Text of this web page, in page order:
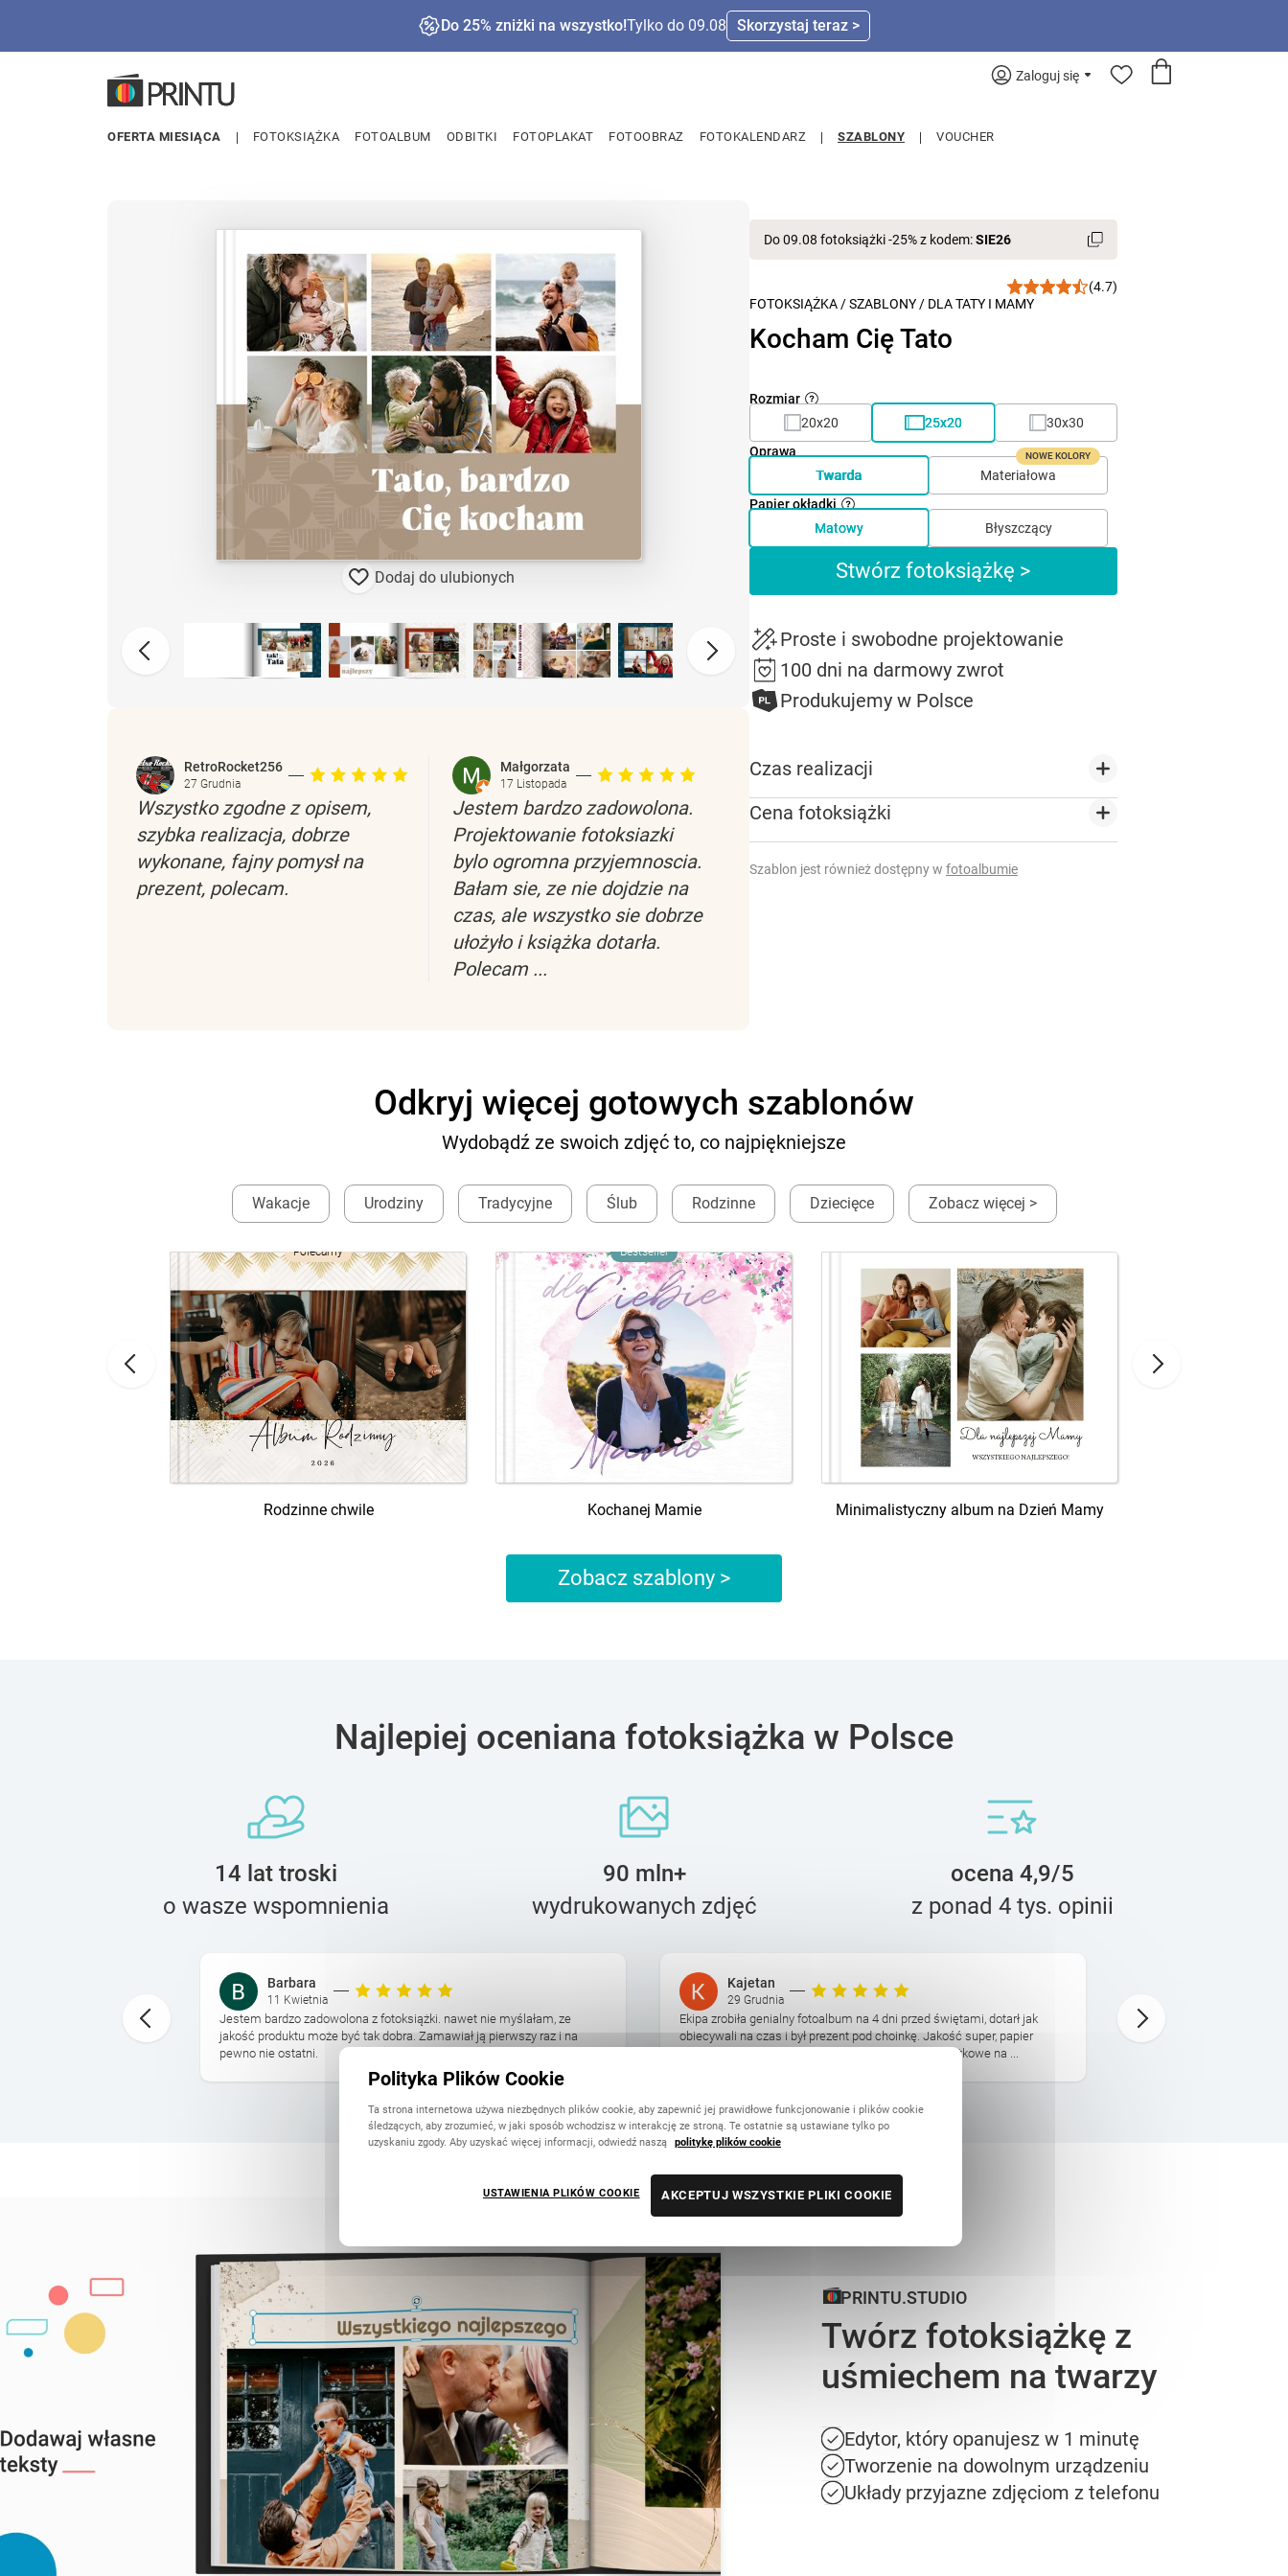
Do 25% zniżki na wszystko!Tylko do 09.08 Skorzystaj teraz >
Zaloguj się
OFERTA MIESIĄCA FOTOKSIĄŻKA FOTOALBUM ODBITKI FOTOPLAKAT FOTOOBRAZ FOTOKALENDARZ SZABLONY VOUCHER
Dodaj do ulubionych
RetroRocket256
27 Grudnia
Wszystko zgodne z opisem,
szybka realizacja, dobrze
wykonane, fajny pomysł na
prezent, polecam.
Małgorzata
17 Listopada
Jestem bardzo zadowolona.
Projektowanie fotoksiazki
bylo ogromna przyjemnoscia.
Bałam sie, ze nie dojdzie na
czas, ale wszystko sie dobrze
ułożyło i książka dotarła.
Polecam ...
Do 09.08 fotoksiążki -25% z kodem:SIE26
FOTOKSIĄŻKA /SZABLONY / DLA TATY I MAMY
(4.7)
Kocham Cię Tato
Rozmiar
20x20
25x20
30x30
Oprawa
Twarda
Materiałowa
NOWE KOLORY
Papier okładki
Matowy
Błyszczący
Stwórz fotoksiążkę >
Proste i swobodne projektowanie
100 dni na darmowy zwrot
Produkujemy w Polsce
Czas realizacji
Cena fotoksiążki
Szablon jest również dostępny w fotoalbumie
Odkryj więcej gotowych szablonów
Wydobądź ze swoich zdjęć to, co najpiękniejsze
Wakacje Urodziny Tradycyjne Ślub Rodzinne Dziecięce Zobacz więcej >
Polecamy
Rodzinne chwile
Bestseller
Kochanej Mamie Minimalistyczny album na Dzień Mamy
Zobacz szablony >
Najlepiej oceniana fotoksiążka w Polsce
14 lat troski
o wasze wspomnienia
90 mln+
wydrukowanych zdjęć
ocena 4,9/5
z ponad 4 tys. opinii
Barbara
11 Kwietnia
Jestem bardzo zadowolona z fotoksiążki. nawet nie myślałam, ze
jakość produktu może być tak dobra. Zamawiał ją pierwszy raz i na
pewno nie ostatni.
Kajetan
29 Grudnia
Ekipa zrobiła genialny fotoalbum na 4 dni przed świętami, dotarł jak
obiecywali na czas i był prezent pod choinkę. Jakość super, papier
wypas, okładka przyjemna, do tego jeszcze bony zniżkowe na ...
Pierwszy raz skorzystałam
Prezent przepiękny,
PRINTU.STUDIO
Twórz fotoksiążkę z
uśmiechem na twarzy
Edytor, który opanujesz w 1 minutę
Tworzenie na dowolnym urządzeniu
Układy przyjazne zdjęciom z telefonu
Polityka Plików Cookie
Ta strona internetowa używa niezbędnych plików cookie, aby zapewnić jej prawidłowe funkcjonowanie i plików cookie
śledzących, aby zrozumieć, w jaki sposób wchodzisz w interakcję ze stroną. Te ostatnie są ustawiane tylko po
uzyskaniu zgody. Aby uzyskać więcej informacji, odwiedź naszą politykę plików cookie
USTAWIENIA PLIKÓW COOKIE AKCEPTUJ WSZYSTKIE PLIKI COOKIE